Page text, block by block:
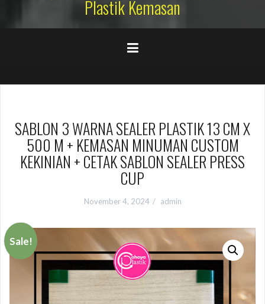
Plastik Kemasan
SABLON 3 WARNA SEALER PLASTIK 13 CM X
500 M + KEMASAN MINUMAN CUSTOM
KEKINIAN + CETAK SABLON SEALER PRESS
CUP
November 4, 2024 admin
Sale!